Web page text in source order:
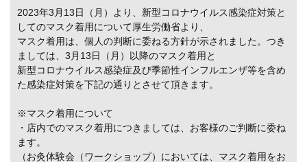
2023年3月13日（月）より、新型コロナウイルス感染症対策と
してのマスク着用について厚生労働省より、
マスク着用は、個人の判断に委ねる方針が示されました。つき
ましては、3月13日（月）以降のマスク着用と
新型コロナウイルス感染症及び季節性インフルエンザ等を含め
た感染症対策を下記の通りとさせて頂きます。
※マスク着用について
・店内でのマスク着用につきましては、お客様のご判断に委ね
ます。
（お灸体験会（ワークショップ）においては、マスク着用をお